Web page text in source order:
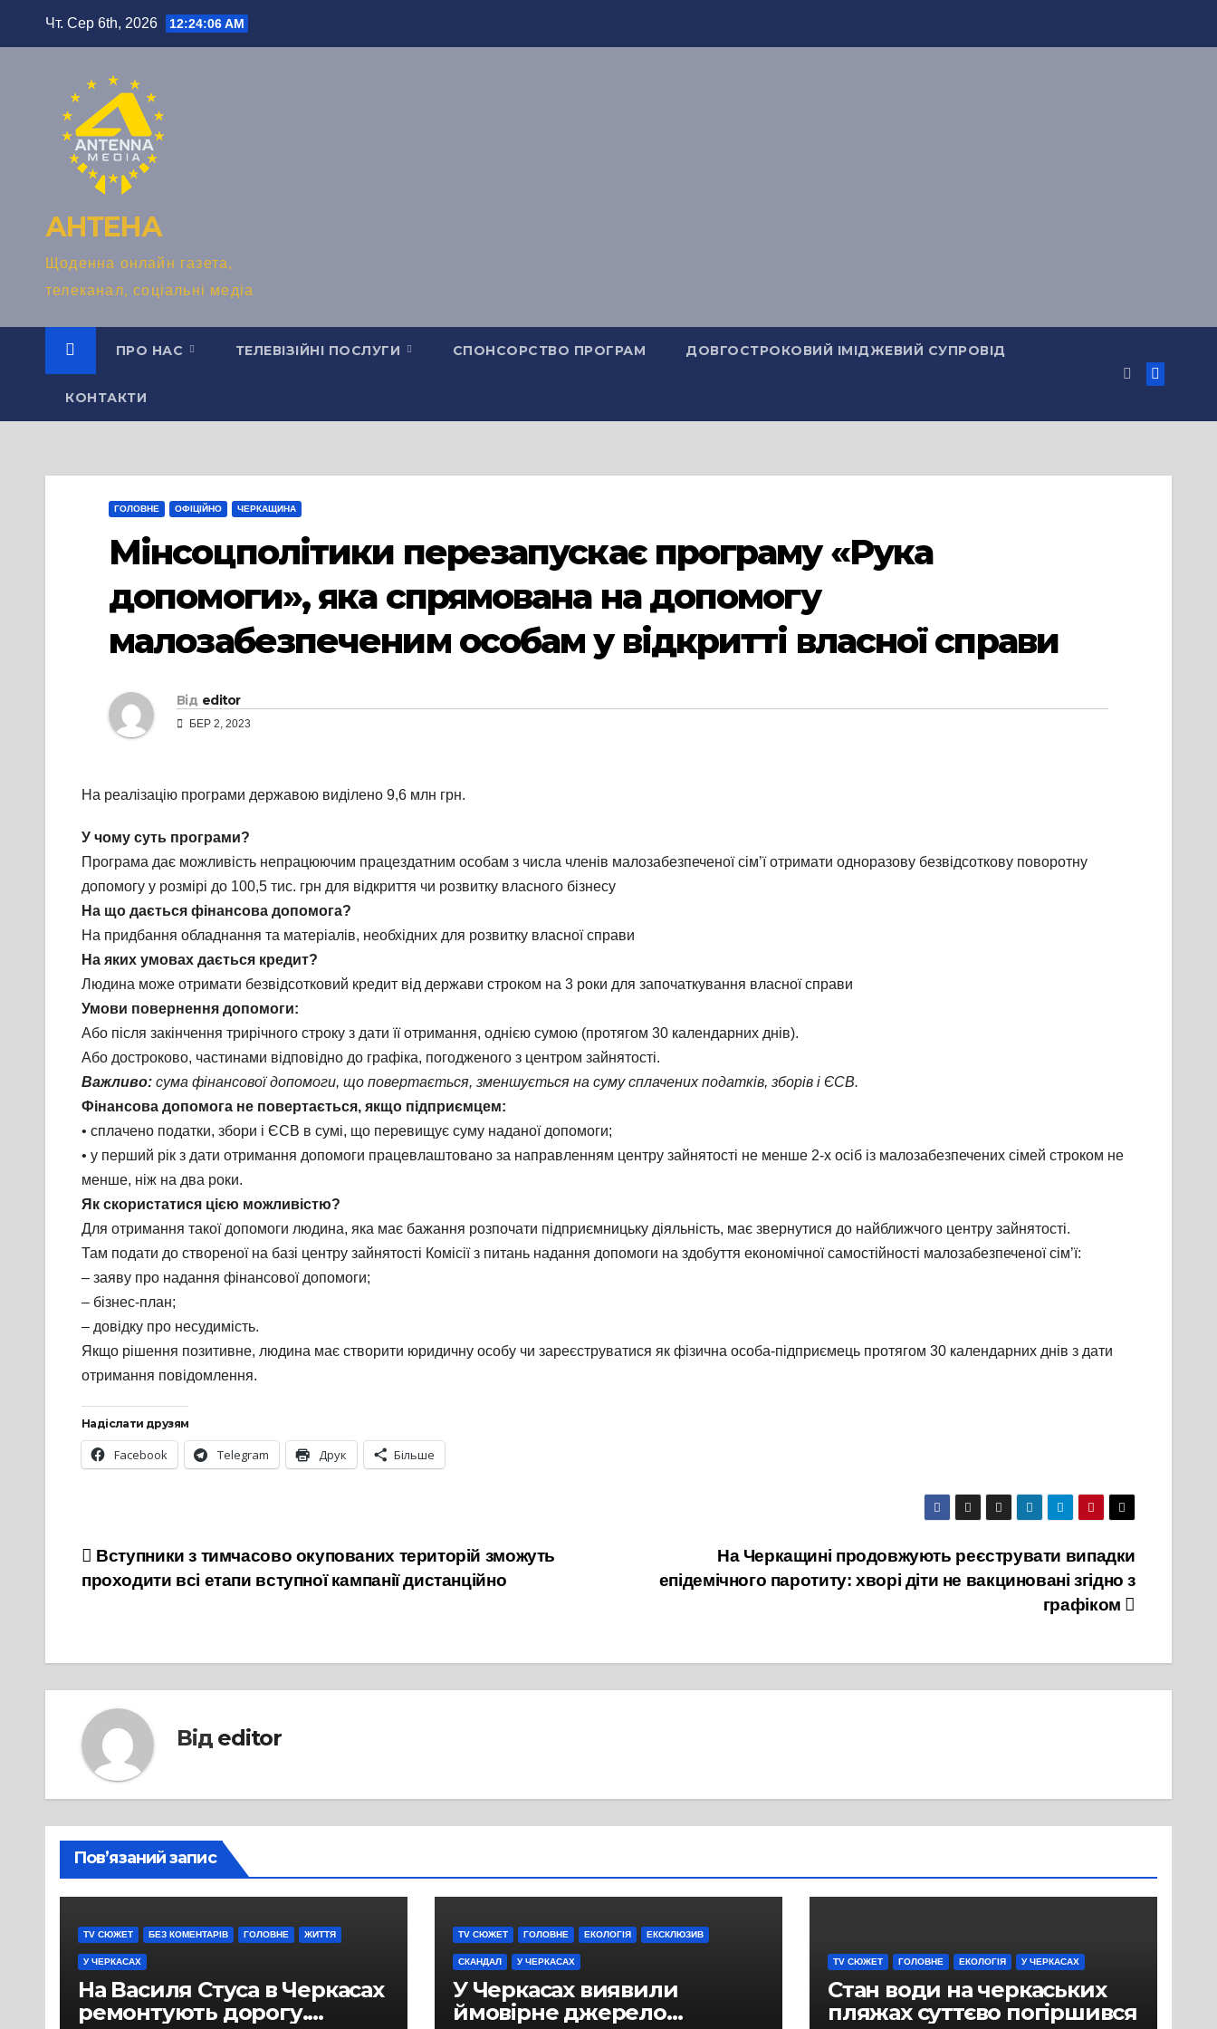
Чт. Сер 6th, 2026 12:24:07 AM
АНТЕНА
Щоденна онлайн газета,
телеканал, соціальні медіа
ПРО НАС ТЕЛЕВІЗІЙНІ ПОСЛУГИ СПОНСОРСТВО ПРОГРАМ ДОВГОСТРОКОВИЙ ІМІДЖЕВИЙ СУПРОВІД
КОНТАКТИ
ГОЛОВНЕ ОФІЦІЙНО ЧЕРКАЩИНА
Мінсоцполітики перезапускає програму «Рука
допомоги», яка спрямована на допомогу
малозабезпеченим особам у відкритті власної справи
Від editor
БЕР 2, 2023
На реалізацію програми державою виділено 9,6 млн грн.
У чому суть програми?
Програма дає можливість непрацюючим працездатним особам з числа членів малозабезпеченої сім’ї отримати одноразову безвідсоткову поворотну
допомогу у розмірі до 100,5 тис. грн для відкриття чи розвитку власного бізнесу
На що дається фінансова допомога?
На придбання обладнання та матеріалів, необхідних для розвитку власної справи
На яких умовах дається кредит?
Людина може отримати безвідсотковий кредит від держави строком на 3 роки для започаткування власної справи
Умови повернення допомоги:
Або після закінчення трирічного строку з дати її отримання, однією сумою (протягом 30 календарних днів).
Або достроково, частинами відповідно до графіка, погодженого з центром зайнятості.
Важливо: сума фінансової допомоги, що повертається, зменшується на суму сплачених податків, зборів і ЄСВ.
Фінансова допомога не повертається, якщо підприємцем:
• сплачено податки, збори і ЄСВ в сумі, що перевищує суму наданої допомоги;
• у перший рік з дати отримання допомоги працевлаштовано за направленням центру зайнятості не менше 2-х осіб із малозабезпечених сімей строком не
менше, ніж на два роки.
Як скористатися цією можливістю?
Для отримання такої допомоги людина, яка має бажання розпочати підприємницьку діяльність, має звернутися до найближчого центру зайнятості.
Там подати до створеної на базі центру зайнятості Комісії з питань надання допомоги на здобуття економічної самостійності малозабезпеченої сім’ї:
– заяву про надання фінансової допомоги;
– бізнес-план;
– довідку про несудимість.
Якщо рішення позитивне, людина має створити юридичну особу чи зареєструватися як фізична особа-підприємець протягом 30 календарних днів з дати
отримання повідомлення.
Надіслати друзям
Facebook Telegram Друк Більше
Навігація
записів
На Черкащині продовжують реєструвати випадки
епідемічного паротиту: хворі діти не вакциновані згідно з
графіком
Вступники з тимчасово окупованих територій зможуть
проходити всі етапи вступної кампанії дистанційно
Від editor
Пов’язаний запис
TV СЮЖЕТ БЕЗ КОМЕНТАРІВ ГОЛОВНЕ ЖИТТЯ
У ЧЕРКАСАХ
На Василя Стуса в Черкасах
ремонтують дорогу.
TV СЮЖЕТ ГОЛОВНЕ ЕКОЛОГІЯ ЕКСКЛЮЗИВ
СКАНДАЛ У ЧЕРКАСАХ
У Черкасах виявили
ймовірне джерело
TV СЮЖЕТ ГОЛОВНЕ ЕКОЛОГІЯ У ЧЕРКАСАХ
Стан води на черкаських
пляжах суттєво погіршився